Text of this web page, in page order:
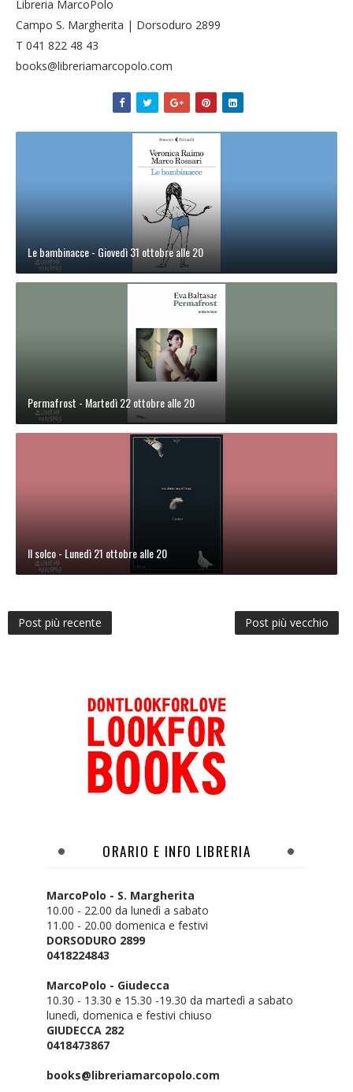
Libreria MarcoPolo
Campo S. Margherita | Dorsoduro 2899
T 041 822 48 43
books@libreriamarcopolo.com
Le bambinacce - Giovedì 31 ottobre alle 20
Permafrost - Martedì 22 ottobre alle 20
Il solco - Lunedì 21 ottobre alle 20
Post più recente Post più vecchio
ORARIO E INFO LIBRERIA
MarcoPolo - S. Margherita
10.00 - 22.00 da lunedì a sabato
11.00 - 20.00 domenica e festivi
DORSODURO 2899
0418224843
MarcoPolo - Giudecca
10.30 - 13.30 e 15.30 -19.30 da martedì a sabato
lunedì, domenica e festivi chiuso
GIUDECCA 282
0418473867
books@libreriamarcopolo.com